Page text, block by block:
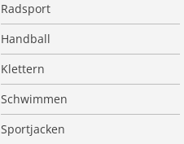
Radsport
Handball
Klettern
Schwimmen
Sportjacken